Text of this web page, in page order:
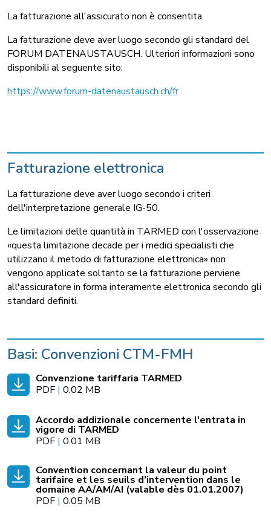
La fatturazione all'assicurato non è consentita.
La fatturazione deve aver luogo secondo gli standard del
FORUM DATENAUSTAUSCH. Ulteriori informazioni sono
disponibili al seguente sito:
https://www.forum-datenaustausch.ch/fr
Fatturazione elettronica
La fatturazione deve aver luogo secondo i criteri
dell'interpretazione generale IG-50.
Le limitazioni delle quantità in TARMED con l'osservazione
«questa limitazione decade per i medici specialisti che
utilizzano il metodo di fatturazione elettronica» non
vengono applicate soltanto se la fatturazione perviene
all'assicuratore in forma interamente elettronica secondo gli
standard definiti.
Basi: Convenzioni CTM-FMH
Convenzione tariffaria TARMED
PDF | 0.02 MB
Accordo addizionale concernente l'entrata in
vigore di TARMED
PDF | 0.01 MB
Convention concernant la valeur du point
tarifaire et les seuils d’intervention dans le
domaine AA/AM/AI (valable dès 01.01.2007)
PDF | 0.05 MB